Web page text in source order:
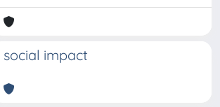
social impact